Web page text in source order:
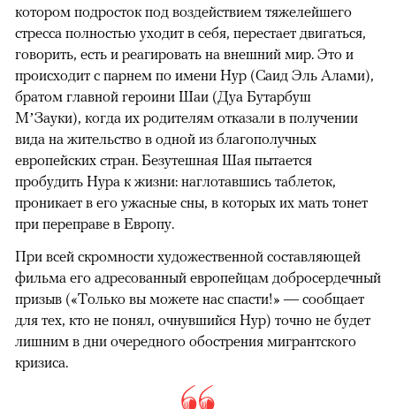
котором подросток под воздействием тяжелейшего
стресса полностью уходит в себя, перестает двигаться,
говорить, есть и реагировать на внешний мир. Это и
происходит с парнем по имени Нур (Саид Эль Алами),
братом главной героини Шаи (Дуа Бутарбуш
М’Зауки), когда их родителям отказали в получении
вида на жительство в одной из благополучных
европейских стран. Безутешная Шая пытается
пробудить Нура к жизни: наглотавшись таблеток,
проникает в его ужасные сны, в которых их мать тонет
при переправе в Европу.
При всей скромности художественной составляющей
фильма его адресованный европейцам добросердечный
призыв («Только вы можете нас спасти!» — сообщает
для тех, кто не понял, очнувшийся Нур) точно не будет
лишним в дни очередного обострения мигрантского
кризиса.